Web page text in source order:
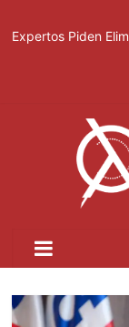
Expertos Piden
miembros de la
Acciones De
Por La Demanda
Plataforma Cripto
Antes De Ser